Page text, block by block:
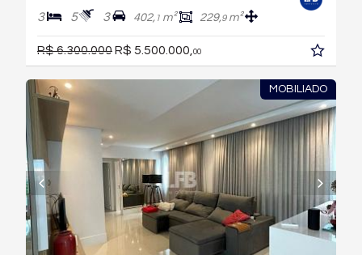
3 5 3 402, 1 m² 229,9m²
R$ 6.300.000R$ 5.500.000,00
MOBILIADO